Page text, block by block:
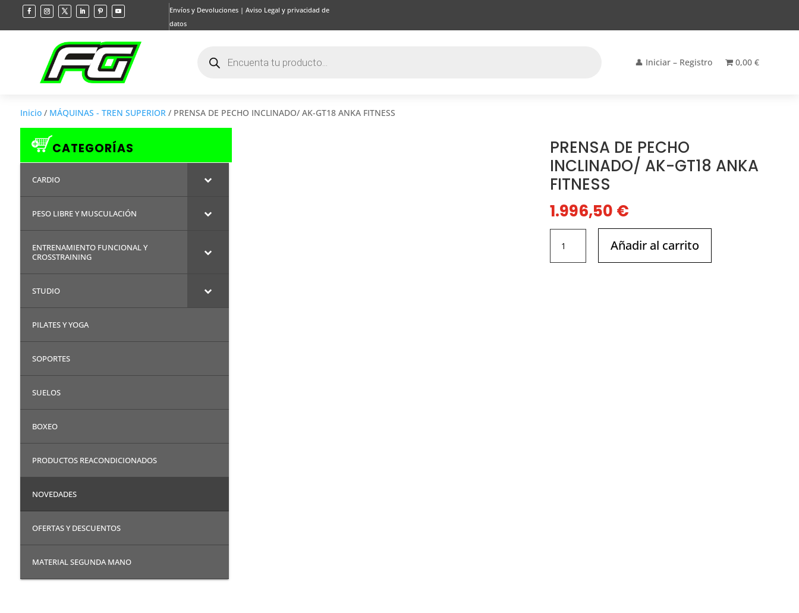
Envíos y Devoluciones| Aviso Legal y privacidad de
datos
productos 👤 Iniciar – Registro 0,00 €
Inicio/ MÁQUINAS - TREN SUPERIOR/ PRENSA DE PECHO INCLINADO/ AK-GT18 ANKA FITNESS
CATEGORÍAS
CARDIO
PESO LIBRE Y MUSCULACIÓN
ENTRENAMIENTO FUNCIONAL Y
CROSSTRAINING
STUDIO
PILATES Y YOGA
SOPORTES
SUELOS
BOXEO
PRODUCTOS REACONDICIONADOS
NOVEDADES
OFERTAS Y DESCUENTOS
MATERIAL SEGUNDA MANO
PRENSA DE PECHO
INCLINADO/ AK-GT18 ANKA
FITNESS
1.996,50 €
PECHO
Añadir al carrito